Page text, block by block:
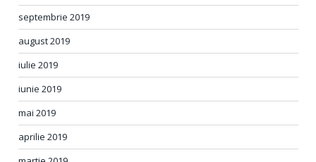
septembrie 2019
august 2019
iulie 2019
iunie 2019
mai 2019
aprilie 2019